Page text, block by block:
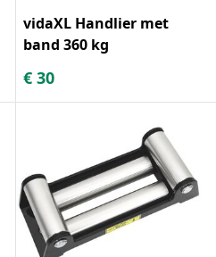
vidaXL Handlier met
band 360 kg
€ 30